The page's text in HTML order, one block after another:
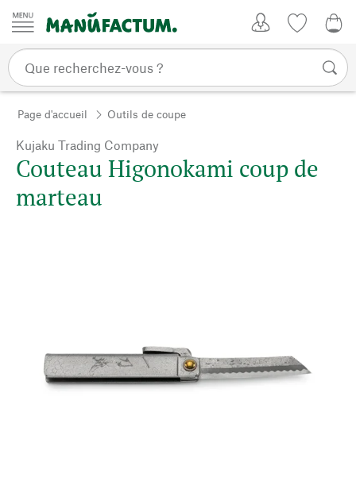
Passer au contenu
Page d'accueil Outils de coupe
Kujaku Trading Company
Couteau Higonokami coup de
marteau